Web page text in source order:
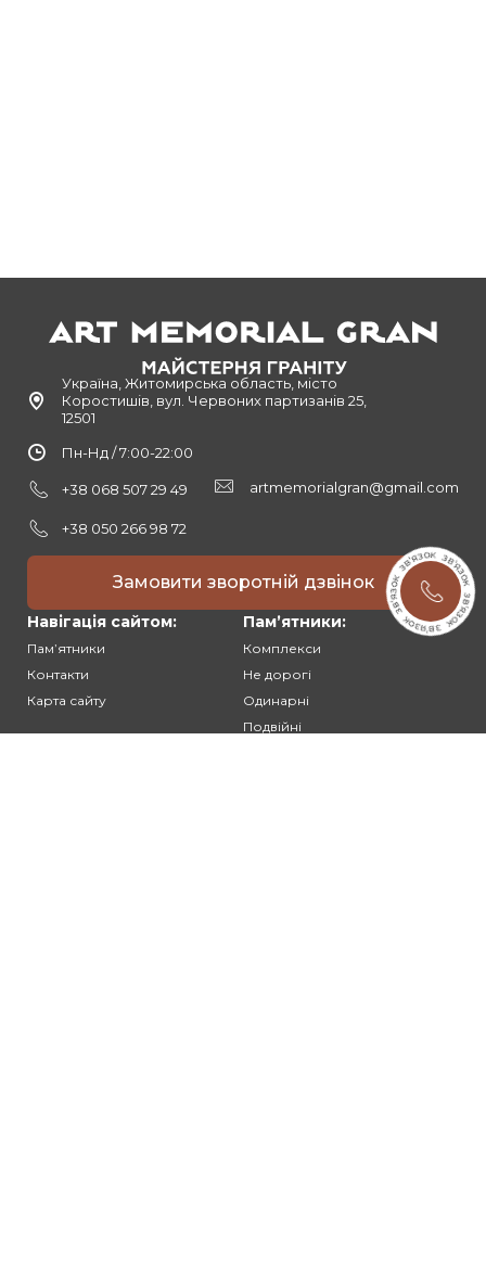
Україна, Житомирська область, місто
Коростишів, вул. Червоних партизанів 25,
12501
Пн-Нд / 7:00-22:00
+38 068 507 29 49
+38 050 266 98 72
artmemorialgran@gmail.com
Замовити зворотній дзвінок
Навігація сайтом:
Памʼятники
Контакти
Карта сайту
Памʼятники:
Комплекси
Не дорогі
Одинарні
Подвійні